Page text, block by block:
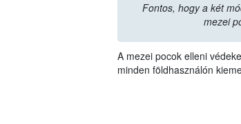
Fontos, hogy a két
mezei
A mezei pocok elleni
minden földhasználón